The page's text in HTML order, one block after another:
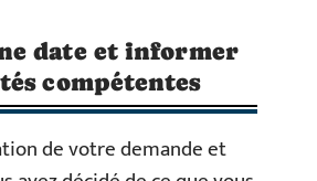
date et informer
compétentes
de votre demande et